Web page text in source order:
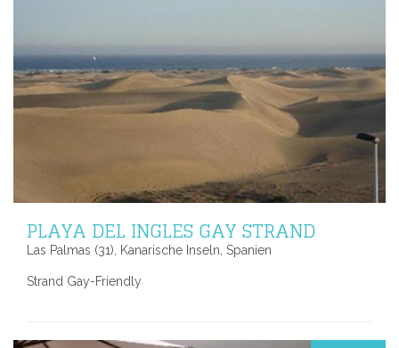
PLAYA DEL INGLES GAY STRAND
Las Palmas (31), Kanarische Inseln, Spanien
Strand Gay-Friendly